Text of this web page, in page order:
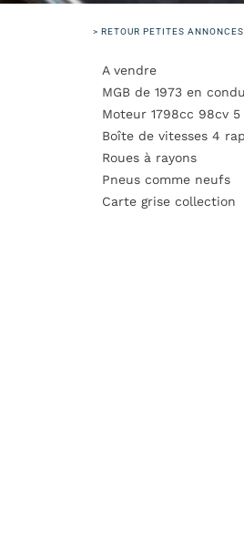
> RETOUR PETITES ANNONCES
A vendre
MGB de 1973 en
Moteur 1798cc 98cv
Boîte de vitesses 4
Roues à rayons
Pneus comme neufs
Carte grise collection